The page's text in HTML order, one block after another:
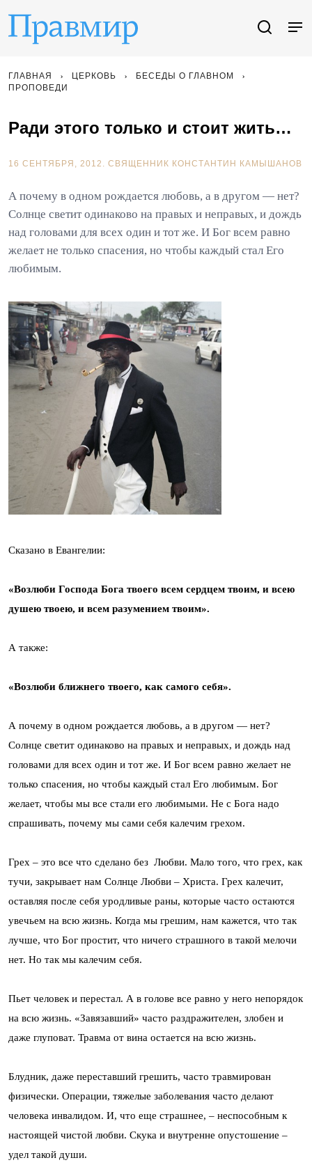
ГЛАВНАЯ ЦЕРКОВЬ
БЕСЕДЫ О ГЛАВНОМ
ПРОПОВЕДИ
Ради этого только и стоит жить…
16 СЕНТЯБРЯ, 2012. СВЯЩЕННИК КОНСТАНТИН КАМЫШАНОВ
А почему в одном рождается любовь, а в другом — нет?
Солнце светит одинаково на правых и неправых, и дождь
над головами для всех один и тот же. И Бог всем равно
желает не только спасения, но чтобы каждый стал Его
любимым.
Сказано в Евангелии:
«Возлюби Господа Бога твоего всем сердцем твоим, и всею
душею твоею, и всем разумением твоим».
А также:
«Возлюби ближнего твоего, как самого себя».
А почему в одном рождается любовь, а в другом — нет?
Солнце светит одинаково на правых и неправых, и дождь над
головами для всех один и тот же. И Бог всем равно желает не
только спасения, но чтобы каждый стал Его любимым. Бог
желает, чтобы мы все стали его любимыми. Не с Бога надо
спрашивать, почему мы сами себя калечим грехом.
Грех – это все что сделано без Любви. Мало того, что грех, как
тучи, закрывает нам Солнце Любви – Христа. Грех калечит,
оставляя после себя уродливые раны, которые часто остаются
увечьем на всю жизнь. Когда мы грешим, нам кажется, что так
лучше, что Бог простит, что ничего страшного в такой мелочи
нет. Но так мы калечим себя.
Пьет человек и перестал. А в голове все равно у него непорядок
на всю жизнь. «Завязавший» часто раздражителен, злобен и
даже глуповат. Травма от вина остается на всю жизнь.
Блудник, даже переставший грешить, часто травмирован
физически. Операции, тяжелые заболевания часто делают
человека инвалидом. И, что еще страшнее, – неспособным к
настоящей чистой любви. Скука и внутренне опустошение –
удел такой души.